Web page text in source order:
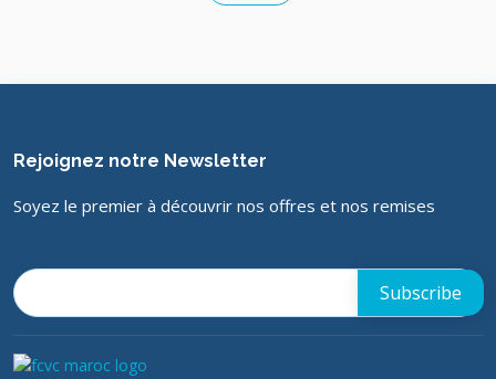
Rejoignez notre Newsletter
Soyez le premier à découvrir nos offres et nos remises